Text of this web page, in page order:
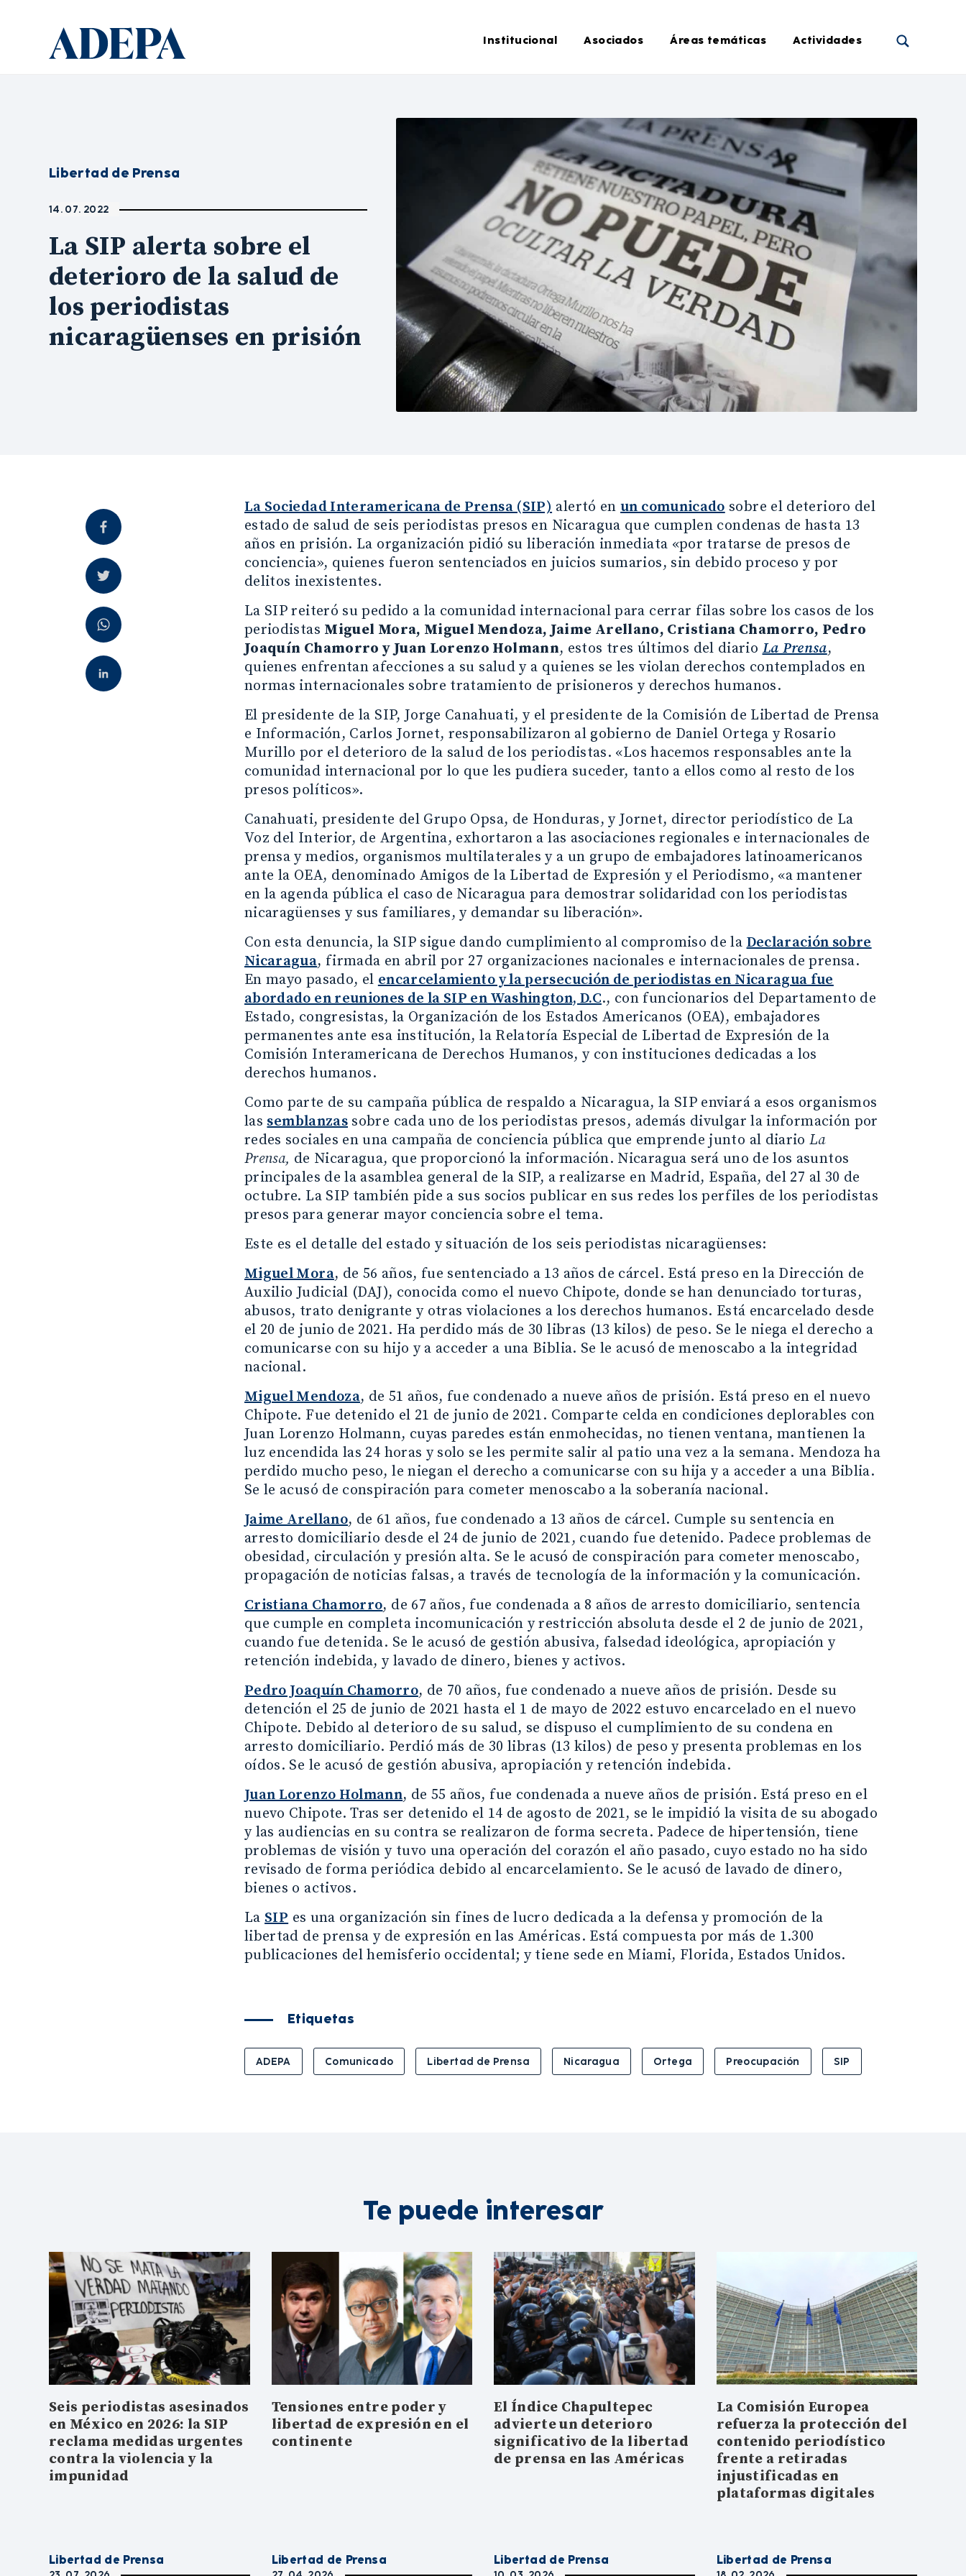
Institucional Asociados Áreas temáticas Actividades
Libertad de Prensa
14. 07. 2022
La SIP alerta sobre el
deterioro de la salud de
los periodistas
nicaragüenses en prisión
La Sociedad Interamericana de Prensa (SIP) alertó enun comunicado sobre el deterioro del
estado de salud de seis periodistas presos en Nicaragua que cumplen condenas de hasta 13
años en prisión. La organización pidió su liberación inmediata «por tratarse de presos de
conciencia», quienes fueron sentenciados en juicios sumarios, sin debido proceso y por
delitos inexistentes.
La SIP reiteró su pedido a la comunidad internacional para cerrar filas sobre los casos de los
periodistas Miguel Mora, Miguel Mendoza, Jaime Arellano, Cristiana Chamorro, Pedro
Joaquín Chamorro y Juan Lorenzo Holmann, estos tres últimos del diario La Prensa,
quienes enfrentan afecciones a su salud y a quienes se les violan derechos contemplados en
normas internacionales sobre tratamiento de prisioneros y derechos humanos.
El presidente de la SIP, Jorge Canahuati, y el presidente de la Comisión de Libertad de Prensa
e Información, Carlos Jornet, responsabilizaron al gobierno de Daniel Ortega y Rosario
Murillo por el deterioro de la salud de los periodistas. «Los hacemos responsables ante la
comunidad internacional por lo que les pudiera suceder, tanto a ellos como al resto de los
presos políticos».
Canahuati, presidente del Grupo Opsa, de Honduras, y Jornet, director periodístico de La
Voz del Interior, de Argentina, exhortaron a las asociaciones regionales e internacionales de
prensa y medios, organismos multilaterales y a un grupo de embajadores latinoamericanos
ante la OEA, denominado Amigos de la Libertad de Expresión y el Periodismo, «a mantener
en la agenda pública el caso de Nicaragua para demostrar solidaridad con los periodistas
nicaragüenses y sus familiares, y demandar su liberación».
Con esta denuncia, la SIP sigue dando cumplimiento al compromiso de la Declaración sobre
Nicaragua, firmada en abril por 27 organizaciones nacionales e internacionales de prensa.
En mayo pasado, el encarcelamiento y la persecución de periodistas en Nicaragua fue
abordado en reuniones de la SIP en Washington, D.C., con funcionarios del Departamento de
Estado, congresistas, la Organización de los Estados Americanos (OEA), embajadores
permanentes ante esa institución, la Relatoría Especial de Libertad de Expresión de la
Comisión Interamericana de Derechos Humanos, y con instituciones dedicadas a los
derechos humanos.
Como parte de su campaña pública de respaldo a Nicaragua, la SIP enviará a esos organismos
las semblanzas sobre cada uno de los periodistas presos, además divulgar la información por
redes sociales en una campaña de conciencia pública que emprende junto al diarioLa
Prensa, de Nicaragua, que proporcionó la información. Nicaragua será uno de los asuntos
principales de la asamblea general de la SIP, a realizarse en Madrid, España, del 27 al 30 de
octubre. La SIP también pide a sus socios publicar en sus redes los perfiles de los periodistas
presos para generar mayor conciencia sobre el tema.
Este es el detalle del estado y situación de los seis periodistas nicaragüenses:
Miguel Mora, de 56 años, fue sentenciado a 13 años de cárcel. Está preso en la Dirección de
Auxilio Judicial (DAJ), conocida como el nuevo Chipote, donde se han denunciado torturas,
abusos, trato denigrante y otras violaciones a los derechos humanos. Está encarcelado desde
el 20 de junio de 2021. Ha perdido más de 30 libras (13 kilos) de peso. Se le niega el derecho a
comunicarse con su hijo y a acceder a una Biblia. Se le acusó de menoscabo a la integridad
nacional.
Miguel Mendoza, de 51 años, fue condenado a nueve años de prisión. Está preso en el nuevo
Chipote. Fue detenido el 21 de junio de 2021. Comparte celda en condiciones deplorables con
Juan Lorenzo Holmann, cuyas paredes están enmohecidas, no tienen ventana, mantienen la
luz encendida las 24 horas y solo se les permite salir al patio una vez a la semana. Mendoza ha
perdido mucho peso, le niegan el derecho a comunicarse con su hija y a acceder a una Biblia.
Se le acusó de conspiración para cometer menoscabo a la soberanía nacional.
Jaime Arellano, de 61 años, fue condenado a 13 años de cárcel. Cumple su sentencia en
arresto domiciliario desde el 24 de junio de 2021, cuando fue detenido. Padece problemas de
obesidad, circulación y presión alta. Se le acusó de conspiración para cometer menoscabo,
propagación de noticias falsas, a través de tecnología de la información y la comunicación.
Cristiana Chamorro, de 67 años, fue condenada a 8 años de arresto domiciliario, sentencia
que cumple en completa incomunicación y restricción absoluta desde el 2 de junio de 2021,
cuando fue detenida. Se le acusó de gestión abusiva, falsedad ideológica, apropiación y
retención indebida, y lavado de dinero, bienes y activos.
Pedro Joaquín Chamorro, de 70 años, fue condenado a nueve años de prisión. Desde su
detención el 25 de junio de 2021 hasta el 1 de mayo de 2022 estuvo encarcelado en el nuevo
Chipote. Debido al deterioro de su salud, se dispuso el cumplimiento de su condena en
arresto domiciliario. Perdió más de 30 libras (13 kilos) de peso y presenta problemas en los
oídos. Se le acusó de gestión abusiva, apropiación y retención indebida.
Juan Lorenzo Holmann, de 55 años, fue condenada a nueve años de prisión. Está preso en el
nuevo Chipote. Tras ser detenido el 14 de agosto de 2021, se le impidió la visita de su abogado
y las audiencias en su contra se realizaron de forma secreta. Padece de hipertensión, tiene
problemas de visión y tuvo una operación del corazón el año pasado, cuyo estado no ha sido
revisado de forma periódica debido al encarcelamiento. Se le acusó de lavado de dinero,
bienes o activos.
La SIP es una organización sin fines de lucro dedicada a la defensa y promoción de la
libertad de prensa y de expresión en las Américas. Está compuesta por más de 1.300
publicaciones del hemisferio occidental; y tiene sede en Miami, Florida, Estados Unidos.
Etiquetas
ADEPA Comunicado Libertad de Prensa Nicaragua Ortega Preocupación SIP
Te puede interesar
Seis periodistas asesinados
en México en 2026: la SIP
reclama medidas urgentes
contra la violencia y la
impunidad
Libertad de Prensa
Tensiones entre poder y
libertad de expresión en el
continente
Libertad de Prensa
El Índice Chapultepec
advierte un deterioro
significativo de la libertad
de prensa en las Américas
Libertad de Prensa
La Comisión Europea
refuerza la protección del
contenido periodístico
frente a retiradas
injustificadas en
plataformas digitales
Libertad de Prensa